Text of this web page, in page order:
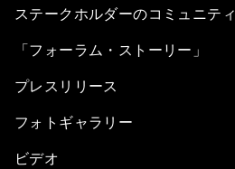
ステークホルダーのコミュニティ
「フォーラム・ストーリー」
プレスリリース
フォトギャラリー
ビデオ